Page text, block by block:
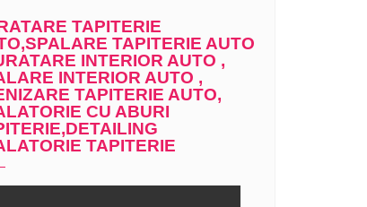
TAPITERIE
TAPITERIE AUTO
INTERIOR AUTO ,
INTERIOR AUTO ,
TAPITERIE AUTO,
CU ABURI
TAPITERIE